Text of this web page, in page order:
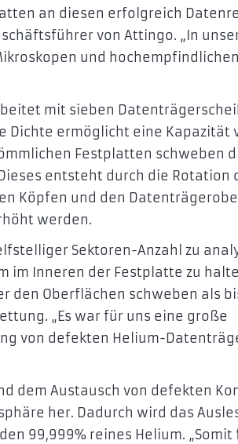
an diesen erfolgreich
von Attingo. „In
und hochempfindlichen
mit sieben
Dichte ermöglicht eine Kapazität
Festplatten schweben
entsteht durch die Rotation
Köpfen und den
werden.
Sektoren-Anzahl zu
im Inneren der Festplatte zu
den Oberflächen schweben als
„Es war für uns eine große
von defekten Helium-
dem Austausch von defekten
her. Dadurch wird das
99,999% reines Helium.